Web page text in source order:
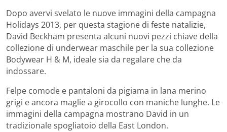
Dopo avervi svelato le nuove immagini della campagna
Holidays 2013, per questa stagione di feste natalizie,
David Beckham presenta alcuni nuovi pezzi chiave della
collezione di underwear maschile per la sua collezione
Bodywear H & M, ideale sia da regalare che da
indossare.
Felpe comode e pantaloni da pigiama in lana merino
grigi e ancora maglie a girocollo con maniche lunghe. Le
immagini della campagna mostrano David in un
tradizionale spogliatoio della East London.